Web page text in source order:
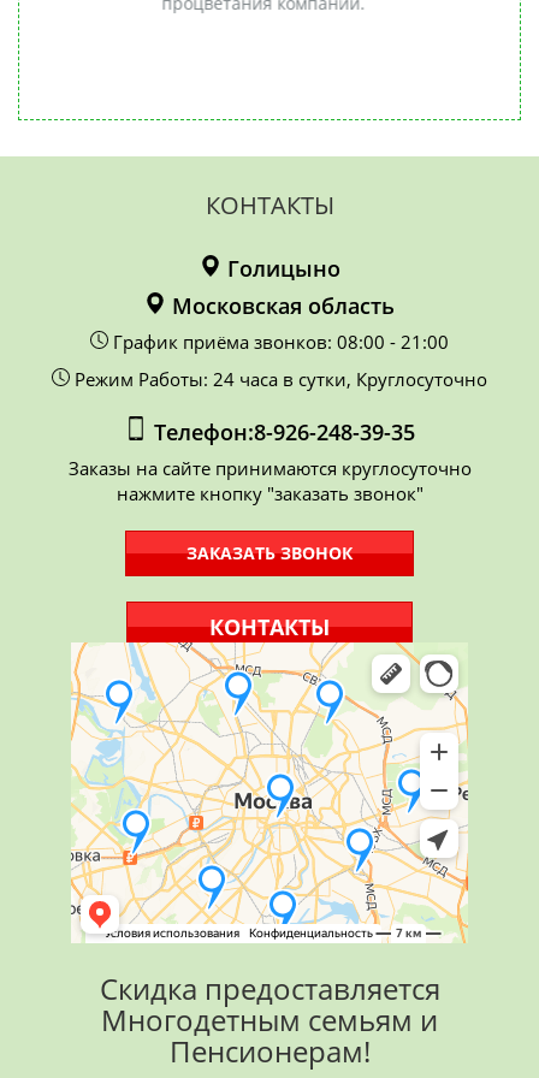
заминки в работе. Все слаженно
КОНТАКТЫ
Голицыно
Московская область
График приёма звонков: 08:00 - 21:00
Режим Работы: 24 часа в сутки, Круглосуточно
Телефон:8-926-248-39-35
Заказы на сайте принимаются круглосуточно
нажмите кнопку "заказать звонок"
ЗАКАЗАТЬ ЗВОНОК
КОНТАКТЫ
Скидка предоставляется
Многодетным семьям и
Пенсионерам!